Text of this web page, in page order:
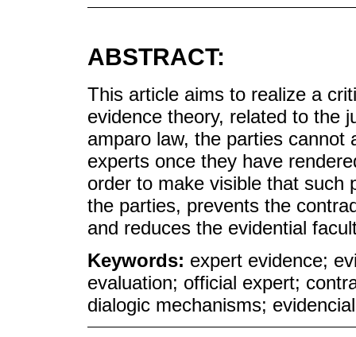
ABSTRACT:
This article aims to realize a
evidence theory, related to the
amparo law, the parties
experts once they have
order to make visible that such
the parties, prevents the
and reduces the evidential
Keywords: expert evidence;
evaluation; official expert;
dialogic mechanisms;